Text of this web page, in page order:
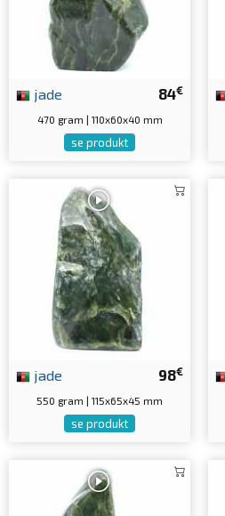
84€
jade
470 gram | 110x60x40 mm
se produkt
98€
jade
550 gram | 115x65x45 mm
se produkt